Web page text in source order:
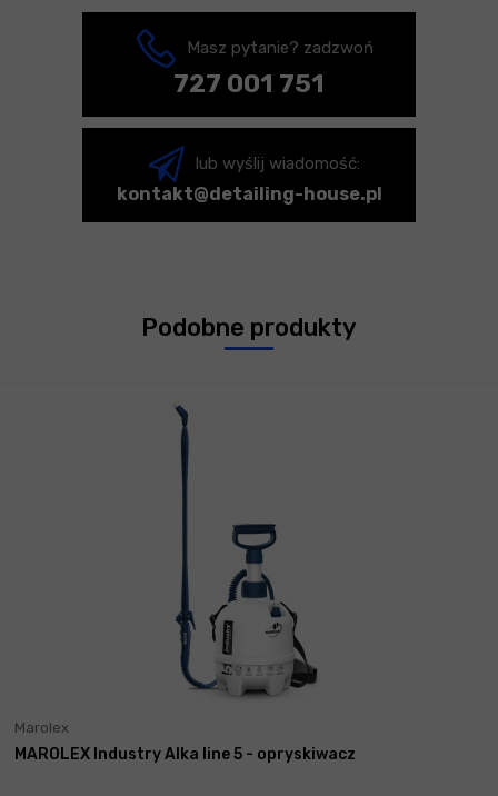
Masz pytanie? zadzwoń
727 001 751
lub wyślij wiadomość:
kontakt@detailing-house.pl
Podobne produkty
Marolex
MAROLEX Industry Alka line 5 - opryskiwacz